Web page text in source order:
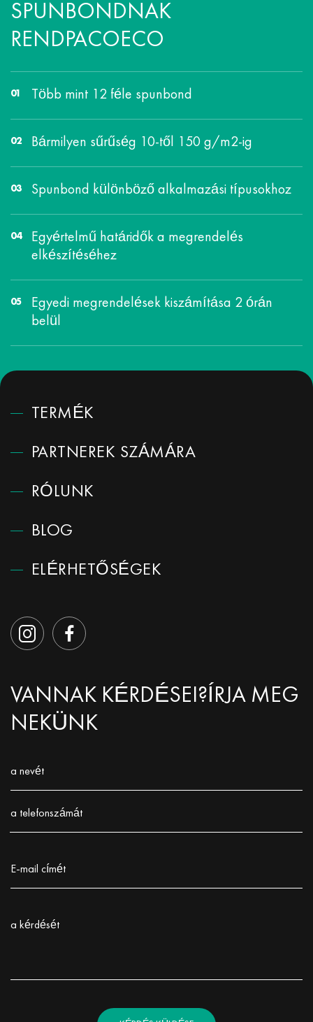
SPUNBONDNAK
RENDPACOECO
Több mint 12 féle spunbond
Bármilyen sűrűség 10-től 150 g/m2-ig
Spunbond különböző alkalmazási típusokhoz
Egyértelmű határidők a megrendelés
elkészítéséhez
Egyedi megrendelések kiszámítása 2 órán
belül
TERMÉK
PARTNEREK SZÁMÁRA
RÓLUNK
BLOG
ELÉRHETŐSÉGEK
VANNAK KÉRDÉSEI? ÍRJA MEG
NEKÜNK
a nevét
a telefonszámát
E-mail címét
a kérdését